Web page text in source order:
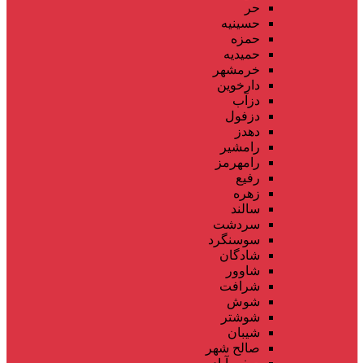
حر
حسینیه
حمزه
حمیدیه
خرمشهر
دارخوین
دزآب
دزفول
دهدز
رامشیر
رامهرمز
رفیع
زهره
سالند
سردشت
سوسنگرد
شادگان
شاوور
شرافت
شوش
شوشتر
شیبان
صالح شهر